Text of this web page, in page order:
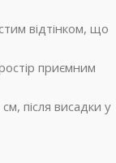
відтінком, що
приємним
після висадки у